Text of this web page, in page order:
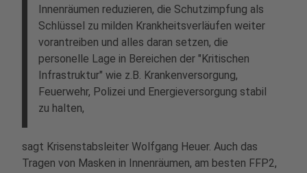
Innenräumen reduzieren, die Schutzimpfung als
Schlüssel zu milden Krankheitsverläufen weiter
vorantreiben und alles daran setzen, die
personelle Lage in Bereichen der "Kritischen
Infrastruktur" wie z.B. Krankenversorgung,
Feuerwehr, Polizei und Energieversorgung stabil
zu halten,
sagt Krisenstabsleiter Wolfgang Heuer. Auch das
Tragen von Masken in Innenräumen, am besten FFP2,